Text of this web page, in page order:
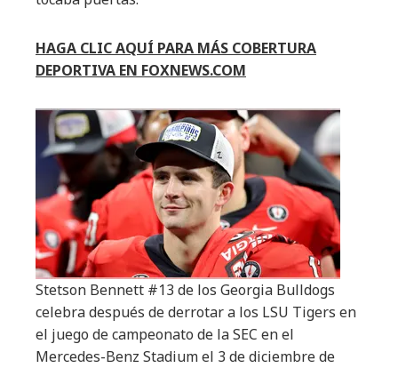
HAGA CLIC AQUÍ PARA MÁS COBERTURA
DEPORTIVA EN FOXNEWS.COM
Stetson Bennett #13 de los Georgia Bulldogs
celebra después de derrotar a los LSU Tigers en
el juego de campeonato de la SEC en el
Mercedes-Benz Stadium el 3 de diciembre de